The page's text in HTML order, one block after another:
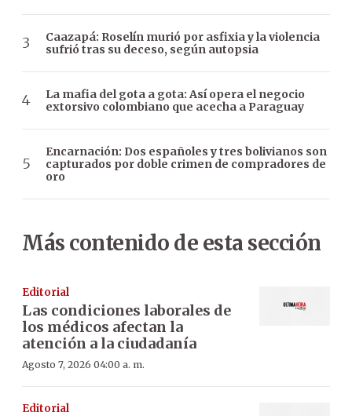
Caazapá: Roselín murió por asfixia y la violencia
sufrió tras su deceso, según autopsia
La mafia del gota a gota: Así opera el negocio
extorsivo colombiano que acecha a Paraguay
Encarnación: Dos españoles y tres bolivianos son
capturados por doble crimen de compradores de
oro
Más contenido de esta sección
Editorial
Las condiciones laborales de
los médicos afectan la
atención a la ciudadanía
Agosto 7, 2026 04:00 a. m.
Editorial